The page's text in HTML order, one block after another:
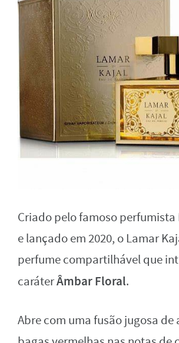
Criado pelo famoso perfumista
e lançado em 2020, o Lamar
perfume compartilhável que
caráterÂmbar Floral.
Abre com uma fusão jugosa de